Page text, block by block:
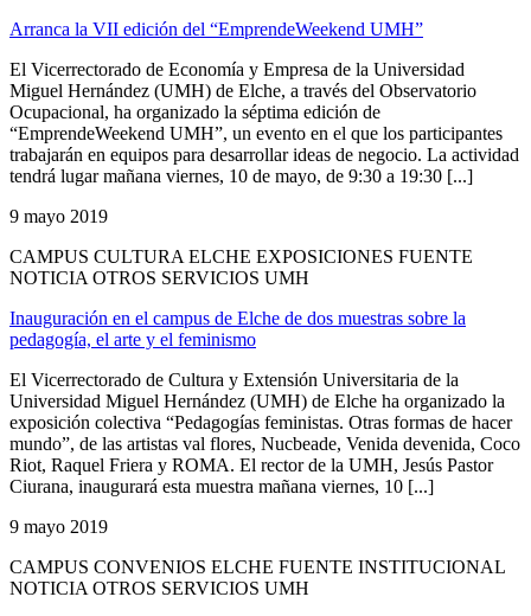
Arranca la VII edición del “EmprendeWeekend UMH”
El Vicerrectorado de Economía y Empresa de la Universidad
Miguel Hernández (UMH) de Elche, a través del Observatorio
Ocupacional, ha organizado la séptima edición de
“EmprendeWeekend UMH”, un evento en el que los participantes
trabajarán en equipos para desarrollar ideas de negocio. La actividad
tendrá lugar mañana viernes, 10 de mayo, de 9:30 a 19:30 [...]
9 mayo 2019
CAMPUS CULTURA ELCHE EXPOSICIONES FUENTE
NOTICIA OTROS SERVICIOS UMH
Inauguración en el campus de Elche de dos muestras sobre la
pedagogía, el arte y el feminismo
El Vicerrectorado de Cultura y Extensión Universitaria de la
Universidad Miguel Hernández (UMH) de Elche ha organizado la
exposición colectiva “Pedagogías feministas. Otras formas de hacer
mundo”, de las artistas val flores, Nucbeade, Venida devenida, Coco
Riot, Raquel Friera y ROMA. El rector de la UMH, Jesús Pastor
Ciurana, inaugurará esta muestra mañana viernes, 10 [...]
9 mayo 2019
CAMPUS CONVENIOS ELCHE FUENTE INSTITUCIONAL
NOTICIA OTROS SERVICIOS UMH